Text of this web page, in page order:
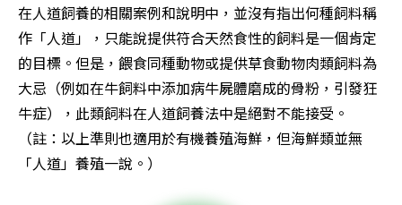
在人道飼養的相關案例和說明中，並沒有指出何種飼料稱
作「人道」，只能說提供符合天然食性的飼料是一個肯定
的目標。但是，餵食同種動物或提供草食動物肉類飼料為
大忌（例如在牛飼料中添加病牛屍體磨成的骨粉，引發狂
牛症），此類飼料在人道飼養法中是絕對不能接受。
（註：以上準則也適用於有機養殖海鮮，但海鮮類並無
「人道」養殖一說。）